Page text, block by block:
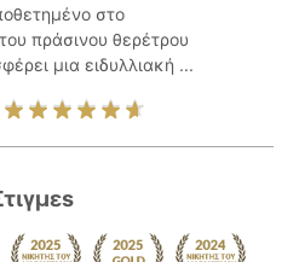
στο
πράσινου θερέτρου
μια ειδυλλιακή ...